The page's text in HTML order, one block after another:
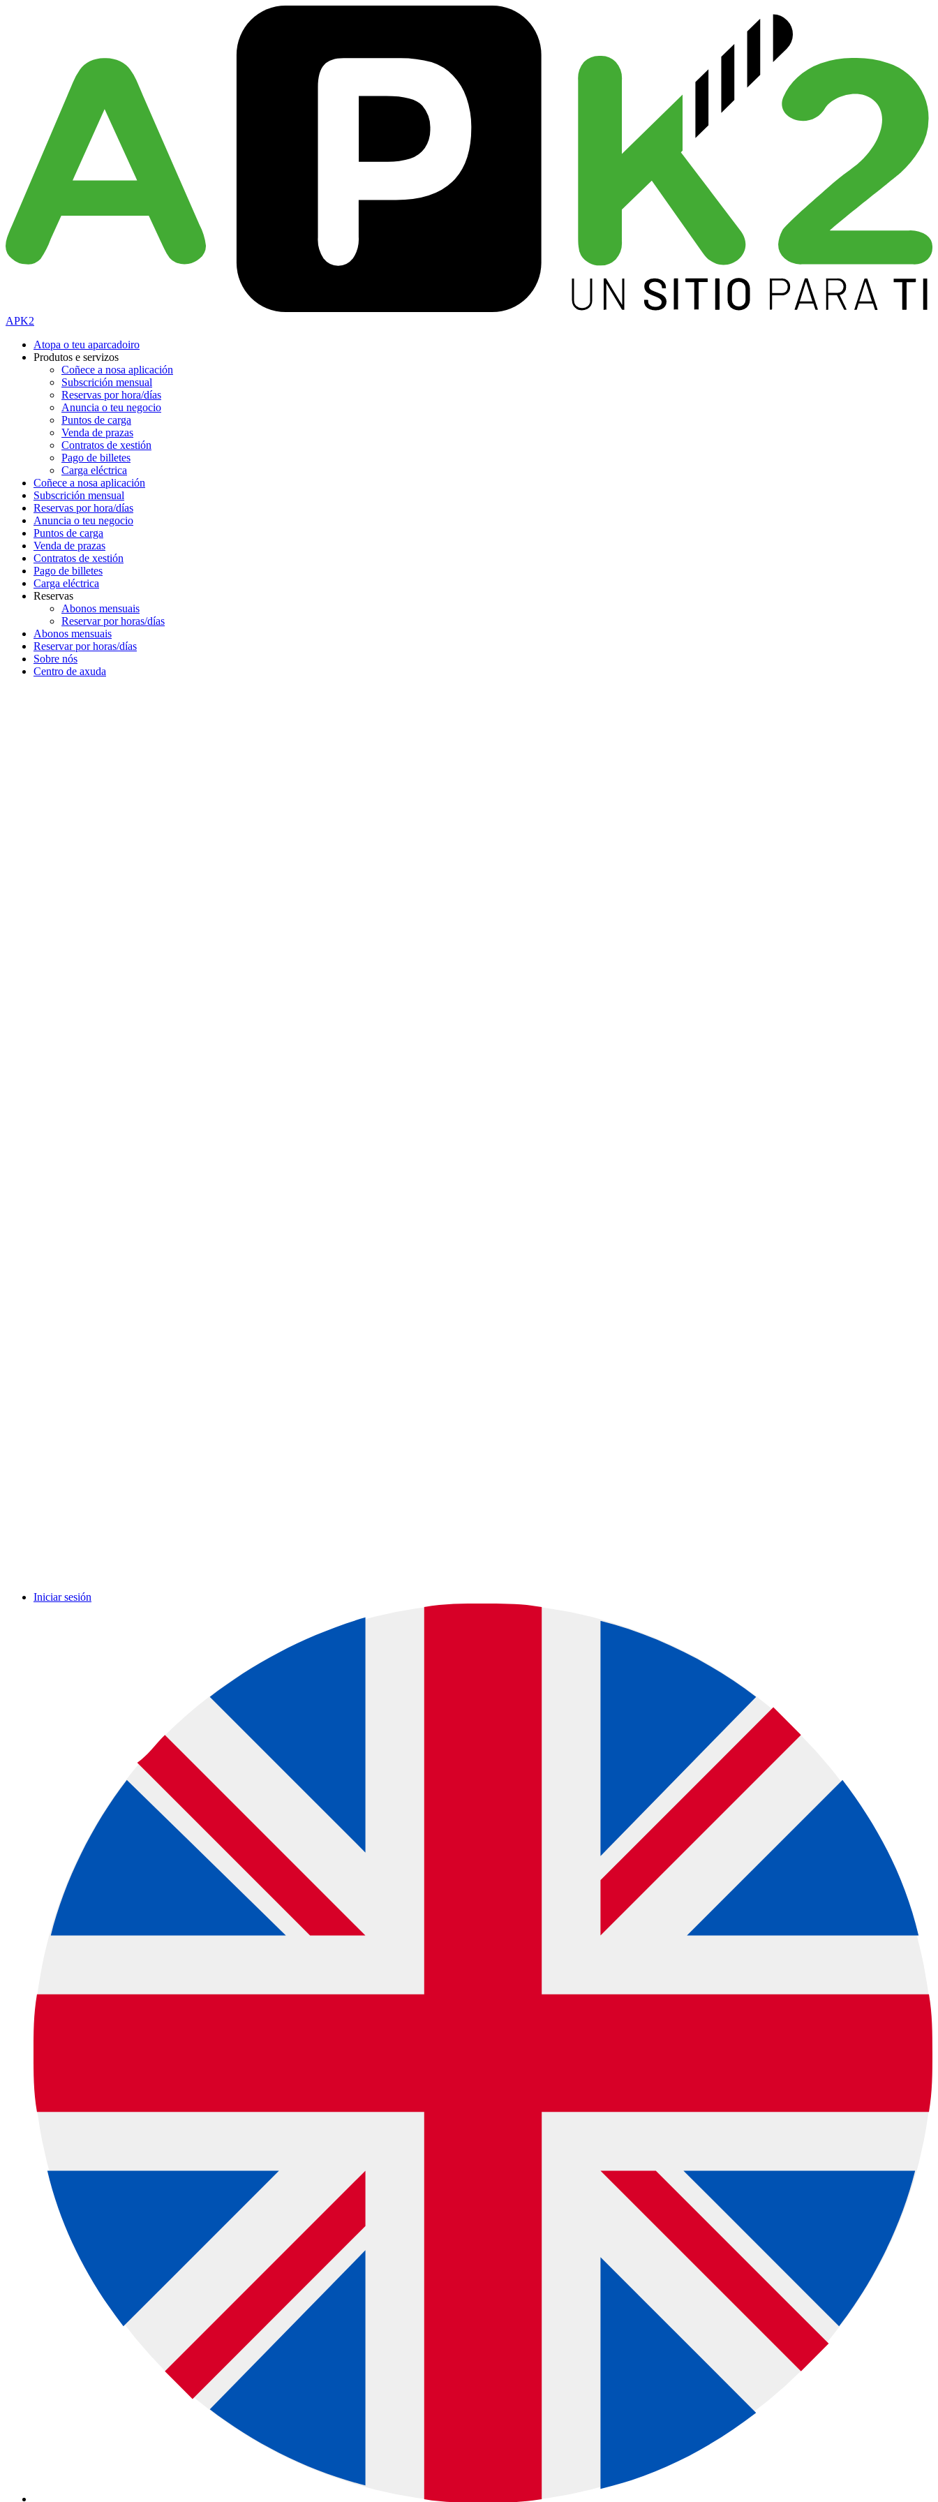
APK2
Atopa o teu aparcadoiro
Produtos e servizos
Coñece a nosa aplicación
Subscrición mensual
Reservas por hora/días
Anuncia o teu negocio
Puntos de carga
Venda de prazas
Contratos de xestión
Pago de billetes
Carga eléctrica
Coñece a nosa aplicación
Subscrición mensual
Reservas por hora/días
Anuncia o teu negocio
Puntos de carga
Venda de prazas
Contratos de xestión
Pago de billetes
Carga eléctrica
Reservas
Abonos mensuais
Reservar por horas/días
Abonos mensuais
Reservar por horas/días
Sobre nós
Centro de axuda
Iniciar sesión